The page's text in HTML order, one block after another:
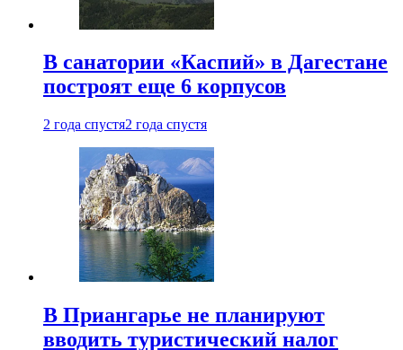
В санатории «Каспий» в Дагестане
построят еще 6 корпусов
2 года спустя2 года спустя
В Приангарье не планируют
вводить туристический налог